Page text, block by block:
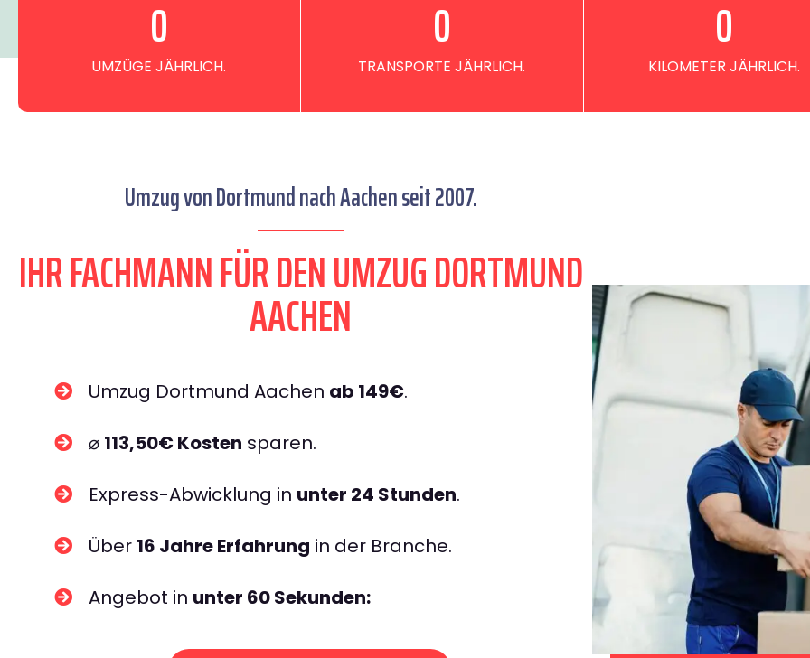
UMZÜGE JÄHRLICH.
0
TRANSPORTE JÄHRLICH.
0
KILOMETER JÄHRLICH.
0
Umzug von Dortmund nach Aachen seit 2007.
IHR FACHMANN FÜR DEN UMZUG DORTMUND
AACHEN
Umzug Dortmund Aachen ab 149€.
⌀ 113,50€ Kosten sparen.
Express-Abwicklung in unter 24 Stunden.
Über 16 Jahre Erfahrung in der Branche.
Angebot in unter 60 Sekunden: